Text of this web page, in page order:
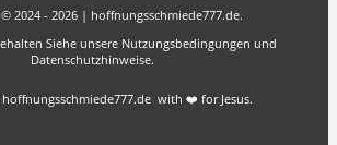
2024 - 2026 | hoffnungsschmiede777.de.
Siehe unsere Nutzungsbedingungen und
Datenschutzhinweise.
hoffnungsschmiede777.de with ❤️ for Jesus.